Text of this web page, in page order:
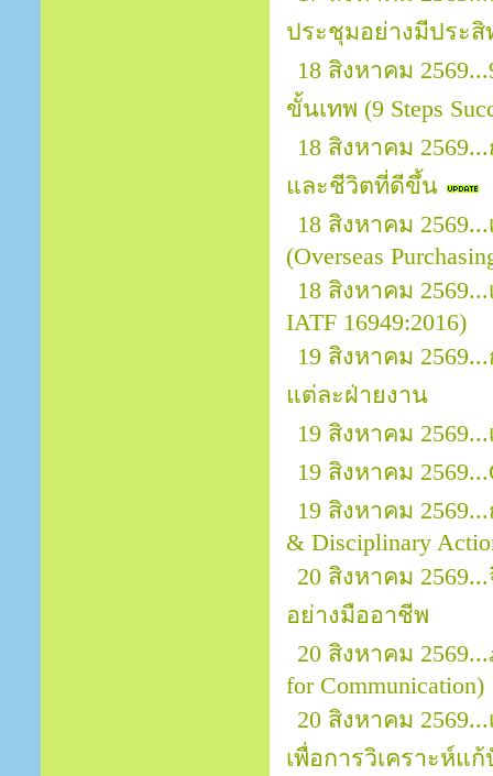
ประชุมอย่างมีประ
18 สิงหาคม
ขั้นเทพ (9 Steps
18 สิงหาคม
และชีวิตที่ดีขึ้น
18 สิงหาคม
(Overseas
18 สิงหาคม
IATF 16949:2016)
19 สิงหาคม
แต่ละฝ่ายงาน
19 สิงหาคม
19 สิงหาคม
19 สิงหาคม
& Disciplinary
20 สิงหาคม
อย่างมืออาชีพ
20 สิงหาคม
for Communication)
20 สิงหาคม
เพื่อการวิเคราะห์แ